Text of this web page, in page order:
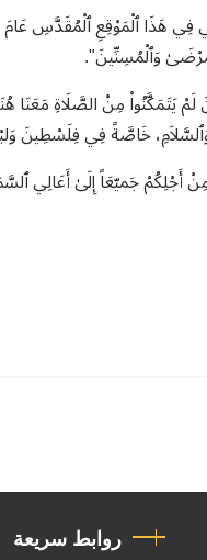
وَٱلْمُسِنِّينَ".
مِنْ الصَّلَاةِ مَعَنَا
خَاصَّةً فِي فِلَسْطِينَ
جَميّعَاً إِلَىٰ أَعَالِي
روابط سريعة